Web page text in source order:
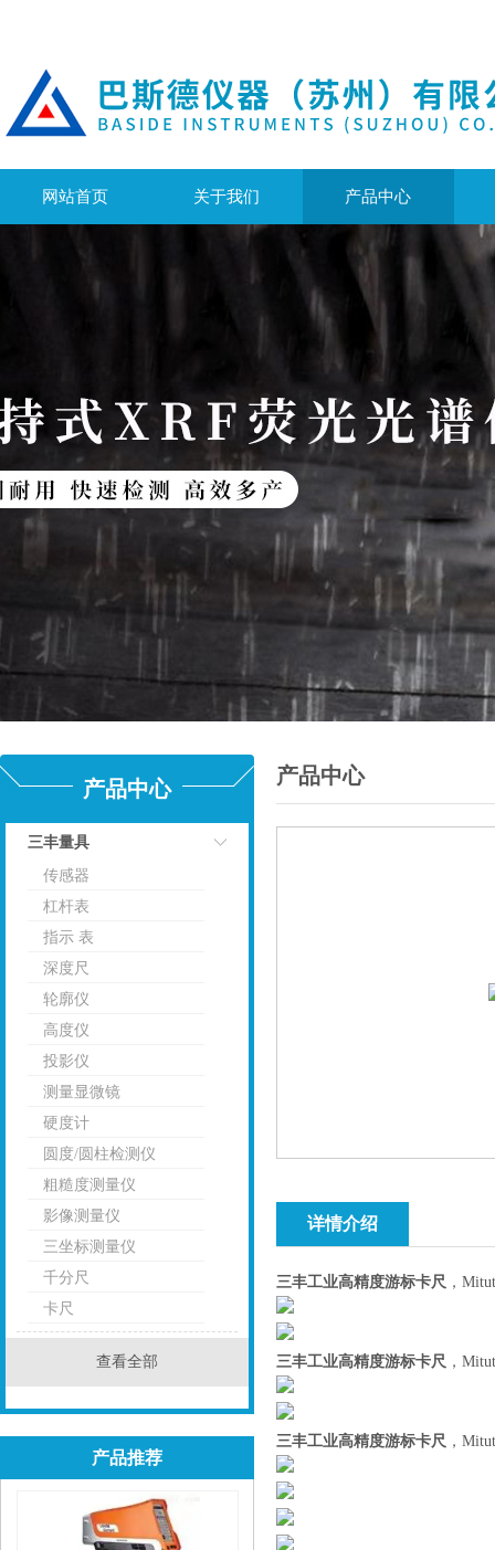
网站首页 关于我们 产品中心
产品中心
三丰量具
传感器
杠杆表
指示 表
深度尺
轮廓仪
高度仪
投影仪
测量显微镜
硬度计
圆度/圆柱检测仪
粗糙度测量仪
影像测量仪
三坐标测量仪
千分尺
卡尺
查看全部
产品推荐
产品中心
详情介绍
三丰工业高精度游标卡尺 ，
三丰工业高精度游标卡尺 ，
三丰工业高精度游标卡尺 ，